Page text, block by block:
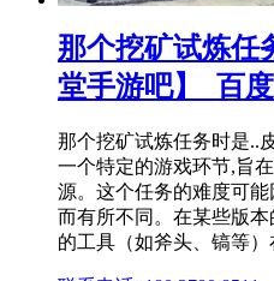
那个挖矿试炼任
堂手游吧】_百
那个挖矿试炼任务时是..
一个特定的游戏环节,旨
源。这个任务的难度可
而有所不同。在某些版
的工具（如斧头、镐等）